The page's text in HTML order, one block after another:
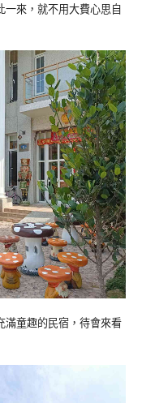
一來，就不用大費心思自
滿童趣的民宿，待會來看